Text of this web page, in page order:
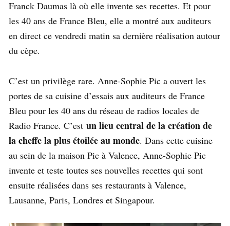
Franck Daumas là où elle invente ses recettes. Et pour
les 40 ans de France Bleu, elle a montré aux auditeurs
en direct ce vendredi matin sa dernière réalisation autour
du cèpe.
C’est un privilège rare. Anne-Sophie Pic a ouvert les
portes de sa cuisine d’essais aux auditeurs de France
Bleu pour les 40 ans du réseau de radios locales de
Radio France. C’est un lieu central de la création de
la cheffe la plus étoilée au monde. Dans cette cuisine
au sein de la maison Pic à Valence, Anne-Sophie Pic
invente et teste toutes ses nouvelles recettes qui sont
ensuite réalisées dans ses restaurants à Valence,
Lausanne, Paris, Londres et Singapour.